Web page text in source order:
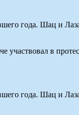
года. Шац и
участвовал в
года. Шац и